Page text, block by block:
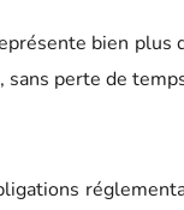
bien
perte de